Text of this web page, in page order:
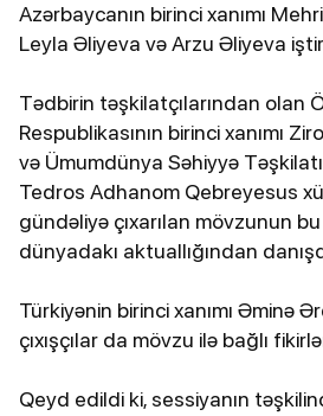
Azərbaycanın birinci xanımı
Leyla Əliyeva və Arzu Əliyeva
Tədbirin təşkilatçılarından olan
Respublikasının birinci xanımı
və Ümumdünya Səhiyyə
Tedros Adhanom Qebreyesus
gündəliyə çıxarılan mövzunun
dünyadakı aktuallığından
Türkiyənin birinci xanımı Əminə
çıxışçılar da mövzu ilə bağlı
Qeyd edildi ki, sessiyanın